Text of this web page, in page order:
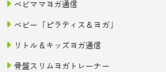
ベビママヨガ通信
ベビー「ピラティス＆ヨガ」
リトル＆キッズヨガ通信
骨盤スリムヨガトレーナー